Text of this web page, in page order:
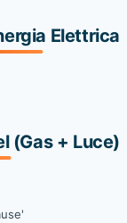
Elettrica
(Gas + Luce)